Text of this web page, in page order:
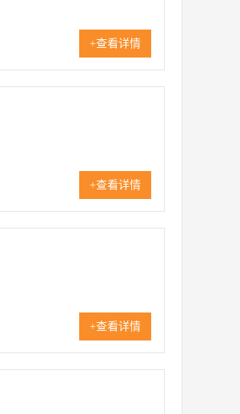
+查看详情
+查看详情
+查看详情